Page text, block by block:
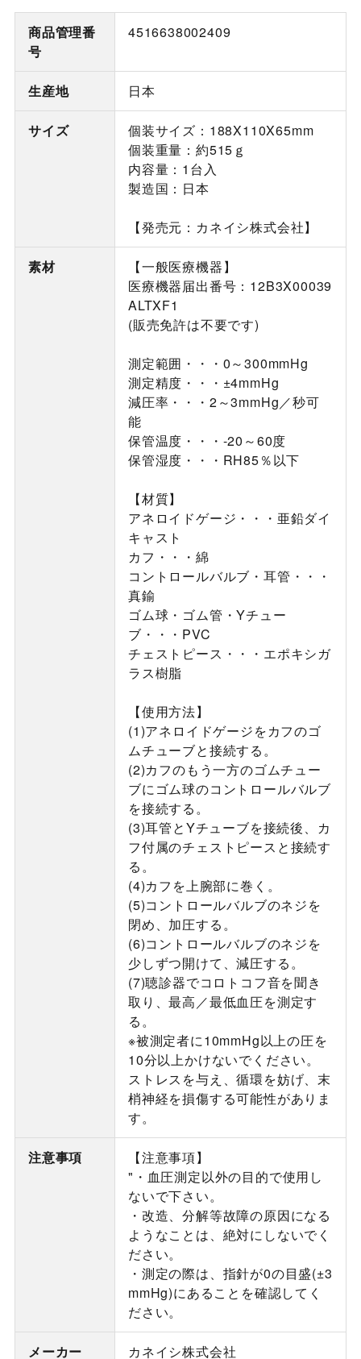
商品管理番
号
4516638002409
生産地 日本
サイズ
個装サイズ：188X110X65mm
個装重量：約515ｇ
内容量：1台入
製造国：日本
【発売元：カネイシ株式会社】
素材
【一般医療機器】
医療機器届出番号：12B3X00039
ALTXF1
(販売免許は不要です)
測定範囲・・・0～300mmHg
測定精度・・・±4mmHg
減圧率・・・2～3mmHg／秒可
能
保管温度・・・-20～60度
保管湿度・・・RH85％以下
【材質】
アネロイドゲージ・・・亜鉛ダイ
キャスト
カフ・・・綿
コントロールバルブ・耳管・・・
真鍮
ゴム球・ゴム管・Yチュー
ブ・・・PVC
チェストピース・・・エポキシガ
ラス樹脂
【使用方法】
(1)アネロイドゲージをカフのゴ
ムチューブと接続する。
(2)カフのもう一方のゴムチュー
ブにゴム球のコントロールバルブ
を接続する。
(3)耳管とYチューブを接続後、カ
フ付属のチェストピースと接続す
る。
(4)カフを上腕部に巻く。
(5)コントロールバルブのネジを
閉め、加圧する。
(6)コントロールバルブのネジを
少しずつ開けて、減圧する。
(7)聴診器でコロトコフ音を聞き
取り、最高／最低血圧を測定す
る。
※被測定者に10mmHg以上の圧を
10分以上かけないでください。
ストレスを与え、循環を妨げ、末
梢神経を損傷する可能性がありま
す。
注意事項
【注意事項】
"・血圧測定以外の目的で使用し
ないで下さい。
・改造、分解等故障の原因になる
ようなことは、絶対にしないでく
ださい。
・測定の際は、指針が0の目盛(±3
mmHg)にあることを確認してく
ださい。
メーカー カネイシ株式会社